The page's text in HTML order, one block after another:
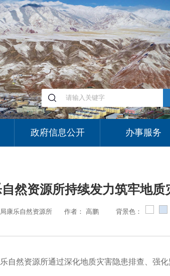
政府信息公开 办事服务
然资源所持续发力筑牢地质
康乐自然资源所 作者： 高鹏 背景色：
自然资源所通过深化地质灾害隐患排查、强